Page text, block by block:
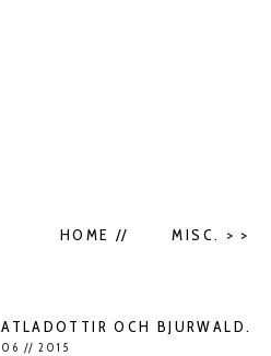
HOME // MISC. > >
ATLADOTTIR OCH BJURWALD.
06 // 2015